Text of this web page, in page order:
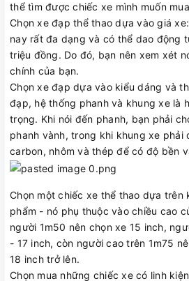
thể tìm được chiếc xe mình muốn
Chọn xe đạp thể thao dựa vào giá
nay rất đa dạng và có thể dao động
triệu đồng. Do đó, bạn nên xem xét
chính của bạn.
Chọn xe đạp dựa vào kiểu dáng và
đạp, hệ thống phanh và khung xe là
trọng. Khi nói đến phanh, bạn phải
phanh vành, trong khi khung xe phải
carbon, nhôm và thép để có độ bền
Chọn một chiếc xe thể thao dựa trên
phẩm - nó phụ thuộc vào chiều cao
người 1m50 nên chọn xe 15 inch,
- 17 inch, còn người cao trên 1m75
18 inch trở lên.
Chọn mua những chiếc xe có linh